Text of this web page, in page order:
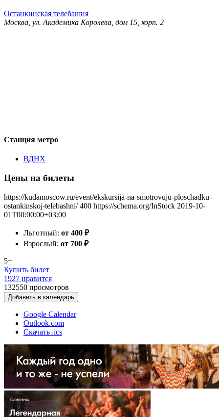
Останкинская телебашня
Москва, ул. Академика Королева, дом 15, корп. 2
Станция метро
ВДНХ
Цены на билеты
https://kudamoscow.ru/event/ekskursija-na-smotrovuju-ploschadku-
ostankinskoj-telebashni/ 400 https://schema.org/InStock 2019-10-
01T00:00:00+03:00
Льготный: от 400 ₽
Взрослый: от 700 ₽
5+
Купить билет
1927 нравится
132550 просмотров
Добавить в календарь
Google Calendar
Outlook.com
Скачать .ics